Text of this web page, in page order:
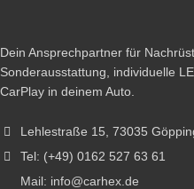
Dein Ansprechpartner für
Sonderausstattung, individuelle
CarPlay in deinem Auto.
Lehlestraße 15, 73035
Tel: (+49) 0162 527 63 61
Mail: info@carhex.de